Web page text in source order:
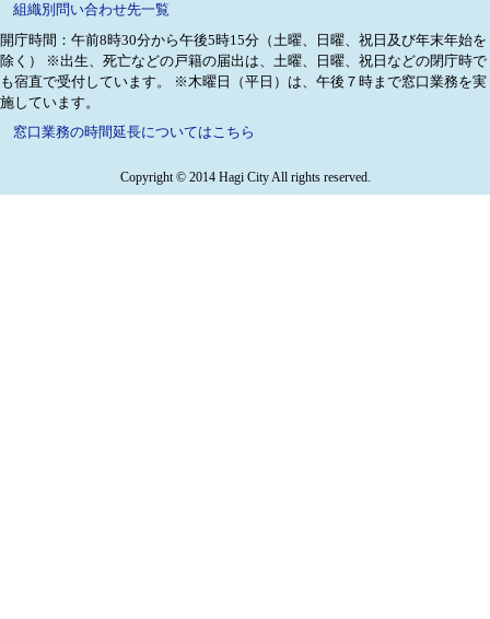
組織別問い合わせ先一覧
開庁時間：午前8時30分から午後5時15分（土曜、日曜、祝日及び年末年始を
除く）
※出生、死亡などの戸籍の届出は、土曜、日曜、祝日などの閉庁時で
も宿直で受付しています。
※木曜日（平日）は、午後７時まで窓口業務を実
施しています。
窓口業務の時間延長についてはこちら
Copyright © 2014 Hagi City All rights reserved.